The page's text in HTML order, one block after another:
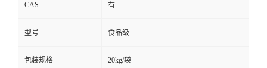
CAS 有
型号 食品级
包装规格 20kg/袋